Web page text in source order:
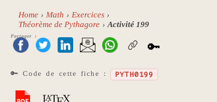
Home Math
Exercices
Théorème de Pythagore
Activité 199
Partager :
🔑
🔑 Code de cette fiche : PYTH0199